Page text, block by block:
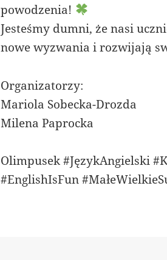
powodzenia!
Jesteśmy dumni, że nasi
nowe wyzwania i rozwijają
Organizatorzy:
Mariola Sobecka-Drozda
Milena Paprocka
Olimpusek #JęzykAngielski
#EnglishIsFun